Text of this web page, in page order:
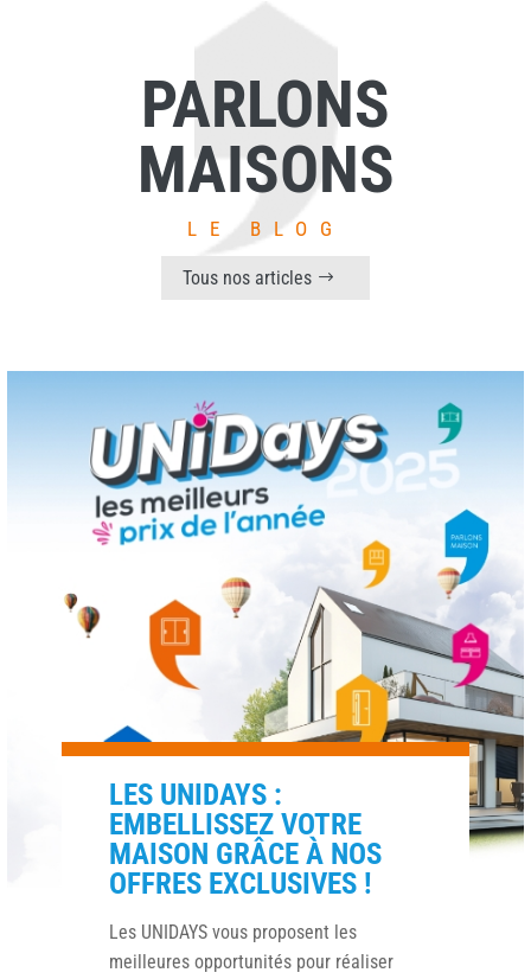
PARLONS
MAISONS
LE BLOG
Tous nos articles
LES UNIDAYS :
EMBELLISSEZ VOTRE
MAISON GRÂCE À NOS
OFFRES EXCLUSIVES !
Les UNIDAYS vous proposent les
meilleures opportunités pour réaliser